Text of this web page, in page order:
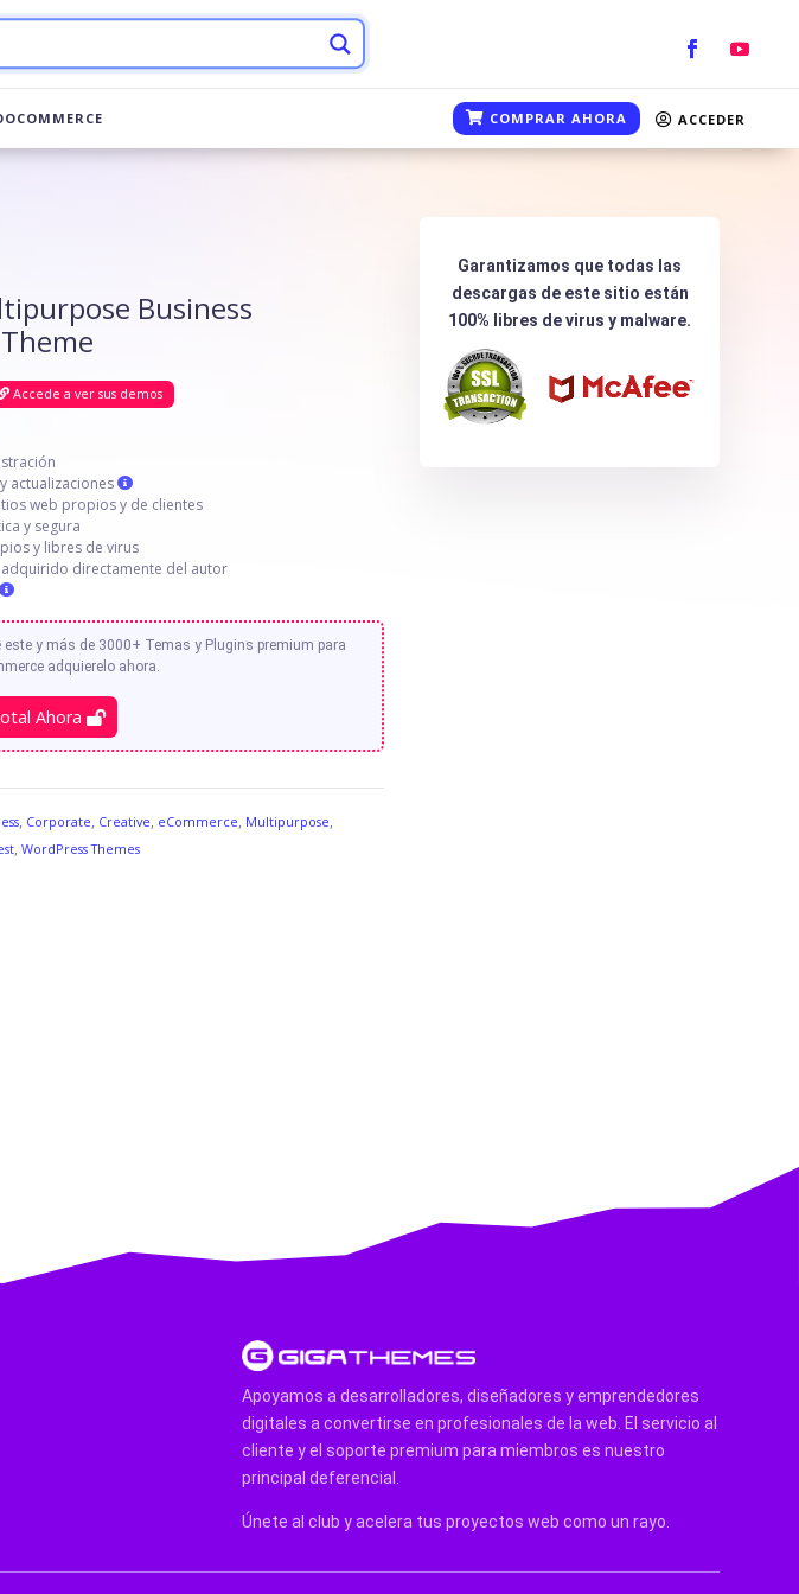
COMPRAR AHORA ACCEDER
Business
Accede a ver sus demos
actualizaciones
web propios y de clientes
y segura
y libres de virus
directamente del autor
este y más de 3000+ Temas y Plugins premium para
adquierelo ahora.
Ahora
, Corporate, Creative, eCommerce, Multipurpose,
, WordPress Themes
Garantizamos que todas las
descargas de este sitio están
100% libres de virus y malware.
Apoyamos a desarrolladores, diseñadores y emprendedores
digitales a convertirse en profesionales de la web. El servicio al
cliente y el soporte premium para miembros es nuestro
principal deferencial.
Únete al club y acelera tus proyectos web como un rayo.